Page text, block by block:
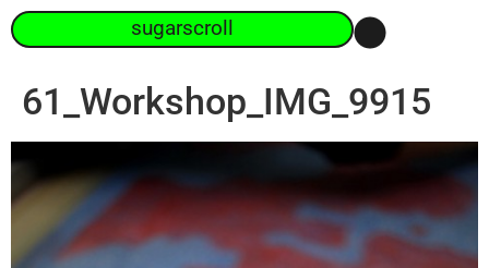
sugarscroll
61_Workshop_IMG_9915